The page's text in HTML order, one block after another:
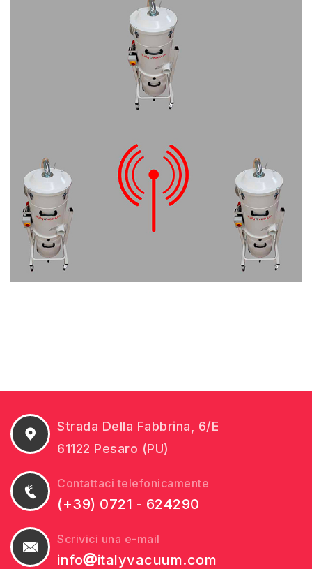
Strada Della Fabbrina, 6/E
61122 Pesaro (PU)
Contattaci telefonicamente
(+39) 0721 - 624290
Scrivici una e-mail
info italyvacuum.com